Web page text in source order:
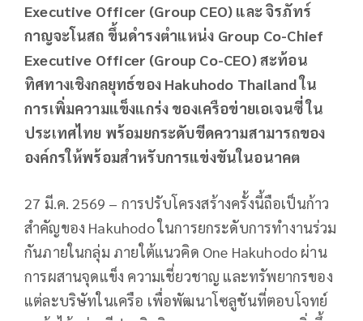
Executive Officer (Group CEO) และ จิรภัทร์
กาญจะโนสถ ขึ้นดำรงตำแหน่ง Group Co-Chief
Executive Officer (Group Co-CEO) สะท้อน
ทิศทางเชิงกลยุทธ์ของ Hakuhodo Thailand ใน
การเพิ่มความแข็งแกร่ง ของเครือข่ายเอเจนซี่ ใน
ประเทศไทย พร้อมยกระดับขีดความสามารถของ
องค์กรให้พร้อมสำหรับการแข่งขันในอนาคต
27 มี.ค. 2569 – การปรับโครงสร้างครั้งนี้ถือเป็นก้าว
สำคัญของ Hakuhodo ในการยกระดับการทำงานร่วม
กันภายในกลุ่ม ภายใต้แนวคิด One Hakuhodo ผ่าน
การผสานจุดแข็ง ความเชี่ยวชาญ และทรัพยากรของ
แต่ละบริษัทในเครือ เพื่อพัฒนาโซลูชันที่ตอบโจทย์